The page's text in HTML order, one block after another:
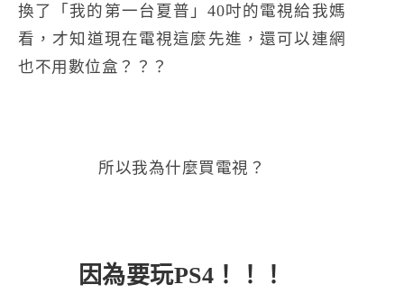
換了「我的第一台夏普」40吋的電視給我媽
看，才知道現在電視這麼先進，還可以連網
也不用數位盒？？？
所以我為什麼買電視？
因為要玩PS4！！！